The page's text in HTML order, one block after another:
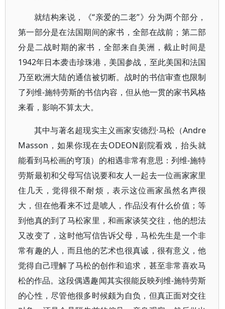
就结构来说，《“亲爱的二老”》分为两个部分，
第一部分是在法国期间的家书，全部在战前；第二部
分是二战时期的家书，全部来自美洲，截止时间是
1942年日本袭击珍珠港，美国参战，至此美国和法国
乃至欧洲大陆的通信被切断。战时的书信审查也限制
了列维-施特劳斯的书信内容，但从他一贯的家书风格
来看，影响不算太大。
其中与著名超现实主义画家安德烈·马松（Andre
Masson，如果你现在去ODEON剧院看戏，抬头就
能看到马松画的穹顶）的相遇非常有意思：列维-施特
劳斯最初和父母写信说要和友人一起去一位画家家里
住几天，觉得很不耐烦，表示这位画家虽然名声很
大，但在他看来不过是唬人，作品没有什么价值；等
到他真的到了马松家里，和画家谈笑交往，他的想法
又改变了，这时他写信告诉父母，马松先生是一个非
常有趣的人，而且他的艺术也很真诚，很有意义，他
觉得自己理解了马松的创作和追求，甚至非常喜欢马
松的作品。这段偶遇趣闻其实很能反映列维-施特劳斯
的心性，尽管他很多时候颇为自负，但真正面对交往